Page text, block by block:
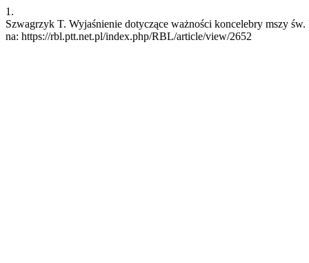
1.
Szwagrzyk T. Wyjaśnienie dotyczące ważności koncelebry mszy
na: https://rbl.ptt.net.pl/index.php/RBL/article/view/2652